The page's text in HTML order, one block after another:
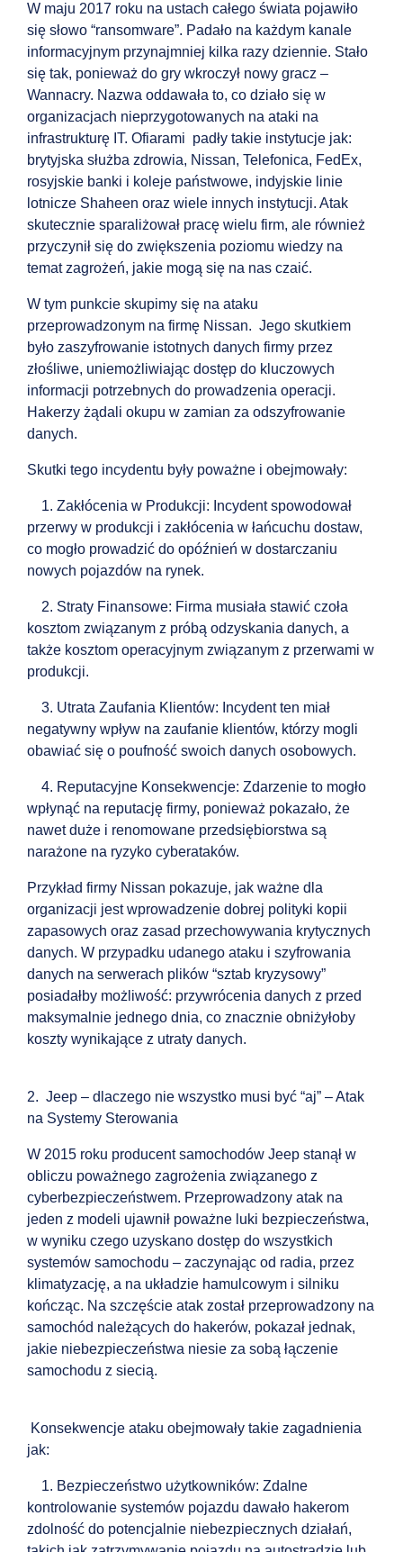
W maju 2017 roku na ustach całego świata pojawiło
się słowo “ransomware”. Padało na każdym kanale
informacyjnym przynajmniej kilka razy dziennie. Stało
się tak, ponieważ do gry wkroczył nowy gracz –
Wannacry. Nazwa oddawała to, co działo się w
organizacjach nieprzygotowanych na ataki na
infrastrukturę IT. Ofiarami padły takie instytucje jak:
brytyjska służba zdrowia, Nissan, Telefonica, FedEx,
rosyjskie banki i koleje państwowe, indyjskie linie
lotnicze Shaheen oraz wiele innych instytucji. Atak
skutecznie sparaliżował pracę wielu firm, ale również
przyczynił się do zwiększenia poziomu wiedzy na
temat zagrożeń, jakie mogą się na nas czaić.
W tym punkcie skupimy się na ataku
przeprowadzonym na firmę Nissan. Jego skutkiem
było zaszyfrowanie istotnych danych firmy przez
złośliwe, uniemożliwiając dostęp do kluczowych
informacji potrzebnych do prowadzenia operacji.
Hakerzy żądali okupu w zamian za odszyfrowanie
danych.
Skutki tego incydentu były poważne i obejmowały:
1. Zakłócenia w Produkcji: Incydent spowodował
przerwy w produkcji i zakłócenia w łańcuchu dostaw,
co mogło prowadzić do opóźnień w dostarczaniu
nowych pojazdów na rynek.
2. Straty Finansowe: Firma musiała stawić czoła
kosztom związanym z próbą odzyskania danych, a
także kosztom operacyjnym związanym z przerwami w
produkcji.
3. Utrata Zaufania Klientów: Incydent ten miał
negatywny wpływ na zaufanie klientów, którzy mogli
obawiać się o poufność swoich danych osobowych.
4. Reputacyjne Konsekwencje: Zdarzenie to mogło
wpłynąć na reputację firmy, ponieważ pokazało, że
nawet duże i renomowane przedsiębiorstwa są
narażone na ryzyko cyberataków.
Przykład firmy Nissan pokazuje, jak ważne dla
organizacji jest wprowadzenie dobrej polityki kopii
zapasowych oraz zasad przechowywania krytycznych
danych. W przypadku udanego ataku i szyfrowania
danych na serwerach plików “sztab kryzysowy”
posiadałby możliwość: przywrócenia danych z przed
maksymalnie jednego dnia, co znacznie obniżyłoby
koszty wynikające z utraty danych.
2. Jeep – dlaczego nie wszystko musi być “aj” – Atak
na Systemy Sterowania
W 2015 roku producent samochodów Jeep stanął w
obliczu poważnego zagrożenia związanego z
cyberbezpieczeństwem. Przeprowadzony atak na
jeden z modeli ujawnił poważne luki bezpieczeństwa,
w wyniku czego uzyskano dostęp do wszystkich
systemów samochodu – zaczynając od radia, przez
klimatyzację, a na układzie hamulcowym i silniku
kończąc. Na szczęście atak został przeprowadzony na
samochód należących do hakerów, pokazał jednak,
jakie niebezpieczeństwa niesie za sobą łączenie
samochodu z siecią.
Konsekwencje ataku obejmowały takie zagadnienia
jak:
1. Bezpieczeństwo użytkowników: Zdalne
kontrolowanie systemów pojazdu dawało hakerom
zdolność do potencjalnie niebezpiecznych działań,